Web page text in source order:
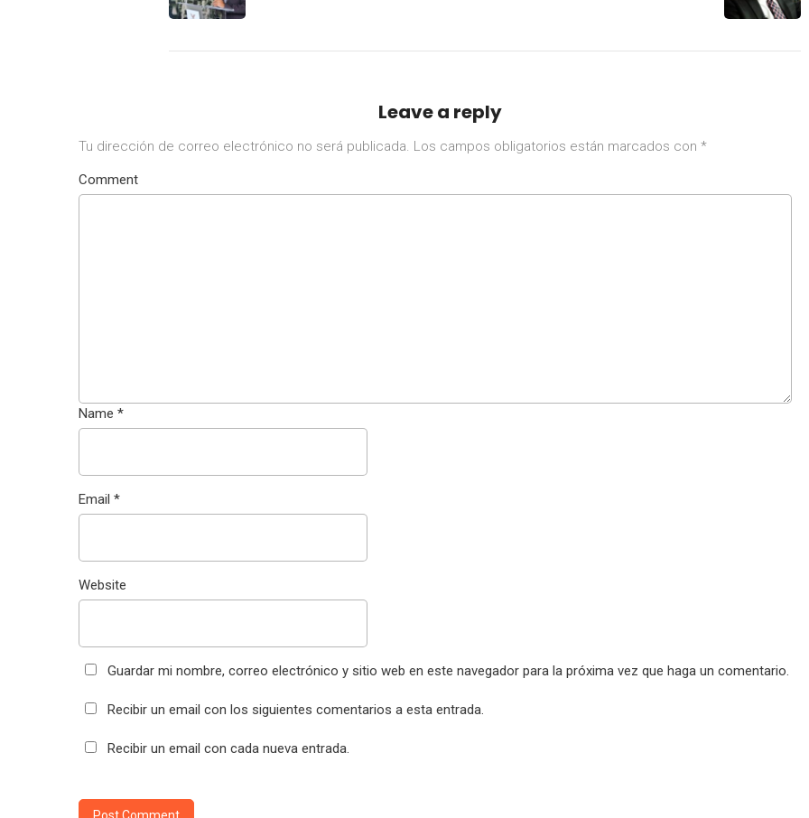
Leave a reply
Tu dirección de correo electrónico no será publicada. Los campos obligatorios están marcados con *
Comment
Name *
Email *
Website
Guardar mi nombre, correo electrónico y sitio web en este navegador para la próxima vez que haga un comentario.
Recibir un email con los siguientes comentarios a esta entrada.
Recibir un email con cada nueva entrada.